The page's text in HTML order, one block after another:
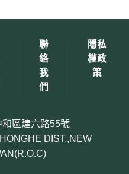
聯
絡
我
們
隱私
權政
策
區建六路55號
DIST.,NEW